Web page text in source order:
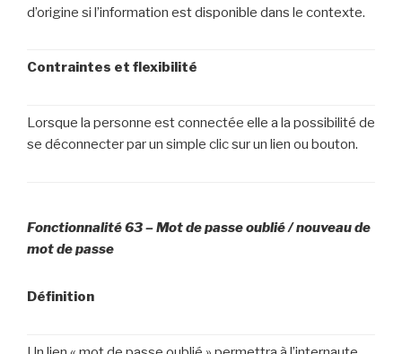
d’origine si l’information est disponible dans le contexte.
Contraintes et flexibilité
Lorsque la personne est connectée elle a la possibilité de
se déconnecter par un simple clic sur un lien ou bouton.
Fonctionnalité 63 – Mot de passe oublié / nouveau de
mot de passe
Définition